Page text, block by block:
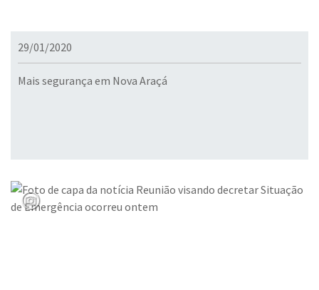
29/01/2020
Mais segurança em Nova Araçá